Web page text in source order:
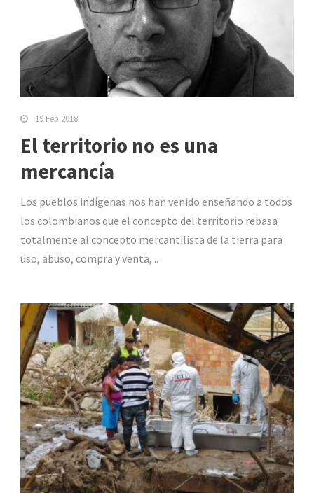
19 Feb 2018
El territorio no es una
mercancía
Los pueblos indígenas nos han venido enseñando a todos
los colombianos que el concepto del territorio rebasa
totalmente al concepto mercantilista de la tierra para
uso, abuso, compra y venta,...